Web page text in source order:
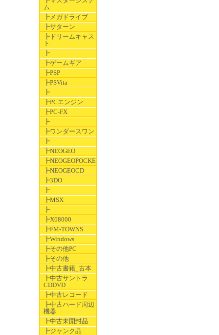
ム
┣メガドライブ
┣サターン
┣ドリームキャス
ト
┣
┣ゲームギア
┣PSP
┣PSVita
┣
┣PCエンジン
┣PC-FX
┣
┣ワンダースワン
┣
┣NEOGEO
┣NEOGEOPOCKET
┣NEOGEOCD
┣3DO
┣
┣MSX
┣
┣X68000
┣FM-TOWNS
┣Windows
┣その他PC
┣その他
┣中古書籍_古本
┣中古サントラ
CDDVD
┣中古レコード
┣中古ハード周辺
機器
┣中古未開封品
┣ジャンク品